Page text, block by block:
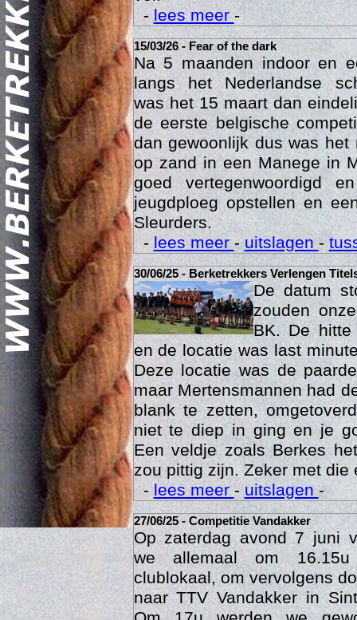
-lees meer-
15/03/26 - Fear of the dark
Na 5 maanden indoor en
langs het Nederlandse
was het 15 maart dan
de eerste belgische
dan gewoonlijk dus was
op zand in een Manege in
goed vertegenwoordigd
jeugdploeg opstellen en
Sleurders.
- lees meer -uitslagen -
30/06/25 - Berketrekkers Verlengen
De datum
zouden
BK. De
en de locatie was last
Deze locatie was de
maar Mertensmannen had
blank te zetten,
niet te diep in ging en je
Een veldje zoals Berkes
zou pittig zijn. Zeker met die
-lees meer - uitslagen-
27/06/25 - Competitie Vandakker
Op zaterdag avond 7 juni
we allemaal om
clublokaal, om vervolgens
naar TTV Vandakker in